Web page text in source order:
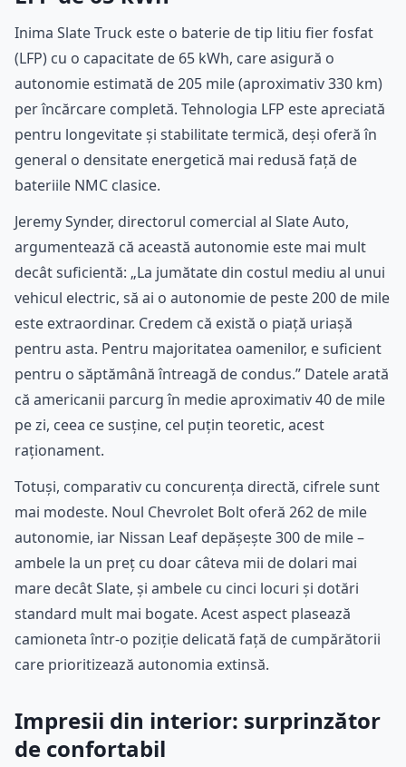
Inima Slate Truck este o baterie de tip litiu fier fosfat
(LFP) cu o capacitate de 65 kWh, care asigură o
autonomie estimată de 205 mile (aproximativ 330 km)
per încărcare completă. Tehnologia LFP este apreciată
pentru longevitate și stabilitate termică, deși oferă în
general o densitate energetică mai redusă față de
bateriile NMC clasice.
Jeremy Synder, directorul comercial al Slate Auto,
argumentează că această autonomie este mai mult
decât suficientă: „La jumătate din costul mediu al unui
vehicul electric, să ai o autonomie de peste 200 de mile
este extraordinar. Credem că există o piață uriașă
pentru asta. Pentru majoritatea oamenilor, e suficient
pentru o săptămână întreagă de condus.” Datele arată
că americanii parcurg în medie aproximativ 40 de mile
pe zi, ceea ce susține, cel puțin teoretic, acest
raționament.
Totuși, comparativ cu concurența directă, cifrele sunt
mai modeste. Noul Chevrolet Bolt oferă 262 de mile
autonomie, iar Nissan Leaf depășește 300 de mile –
ambele la un preț cu doar câteva mii de dolari mai
mare decât Slate, și ambele cu cinci locuri și dotări
standard mult mai bogate. Acest aspect plasează
camioneta într-o poziție delicată față de cumpărătorii
care prioritizează autonomia extinsă.
Impresii din interior: surprinzător
de confortabil